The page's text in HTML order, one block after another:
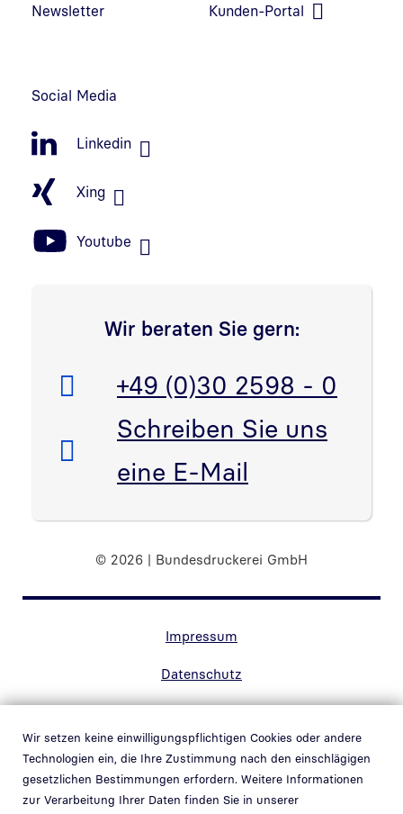
Wir setzen keine einwilligungspflichtigen Cookies oder andere
Technologien ein, die Ihre Zustimmung nach den einschlägigen
gesetzlichen Bestimmungen erfordern. Weitere Informationen
zur Verarbeitung Ihrer Daten finden Sie in unserer
Newsletter Kunden-Portal
Social Media
Linkedin
Xing
Youtube
Wir beraten Sie gern:
Telefon:
+49 (0)30 2598 - 0
E-Mail:
Schreiben Sie uns
eine E-Mail
© 2026 | Bundesdruckerei GmbH
Impressum
Datenschutz
Barrierefreiheit
Hinweisgebersystem